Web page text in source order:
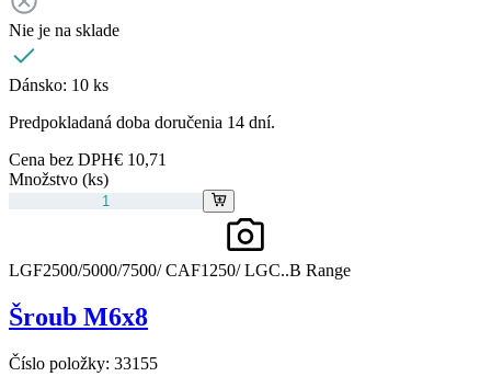
Nie je na sklade
Dánsko: 10 ks
Predpokladaná doba doručenia 14 dní.
Cena bez DPH€ 10,71
Množstvo (ks)
LGF2500/5000/7500/ CAF1250/ LGC..B Range
Šroub M6x8
Číslo položky: 33155